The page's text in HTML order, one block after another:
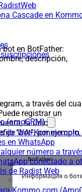
Cascade en
(amoCRM)
de
en WhatsApp
número a
conectado a
de Radist Web
en BotFather:
descripción,
a través del
registrar un
la única
“bot”, por ejemplo,